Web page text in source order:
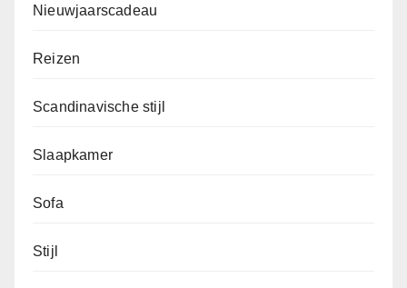
Nieuwjaarscadeau
Reizen
Scandinavische stijl
Slaapkamer
Sofa
Stijl